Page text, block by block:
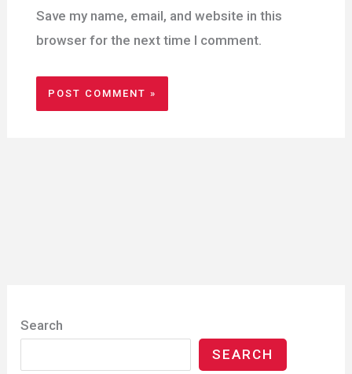
Save my name, email, and website in this
browser for the next time I comment.
Search
SEARCH